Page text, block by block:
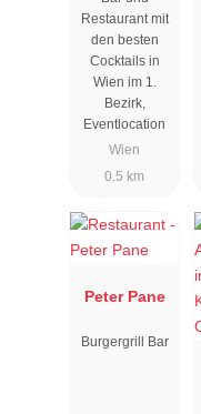
Wien
Restaurant mit
den besten
Cocktails in
Wien im 1.
Bezirk,
Eventlocation
Wien
0.5 km
Peter Pane
Burgergrill Bar